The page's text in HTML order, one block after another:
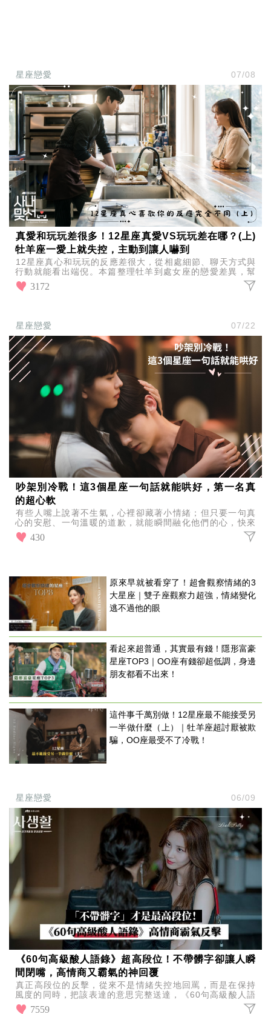
星座戀愛 07/08
真愛和玩玩差很多！12星座真愛VS玩玩差在哪？(上)
牡羊座一愛上就失控，主動到讓人嚇到
12星座真心和玩玩的反應差很大，從相處細節、聊天方式與
行動就能看出端倪。本篇整理牡羊到處女座的戀愛差異，幫
你判斷對方是否真心。
3172
星座戀愛 07/22
吵架別冷戰！這3個星座一句話就能哄好，第一名真
的超心軟
有些人嘴上說著不生氣，心裡卻藏著小情緒；但只要一句真
心的安慰、一句溫暖的道歉，就能瞬間融化他們的心，快來
看看最容易被一句話哄好的3大星座！
430
原來早就被看穿了！超會觀察情緒的3
大星座｜雙子座觀察力超強，情緒變化
逃不過他的眼
看起來超普通，其實最有錢！隱形富豪
星座TOP3｜OO座有錢卻超低調，身邊
朋友都看不出來！
這件事千萬別做！12星座最不能接受另
一半做什麼（上）｜牡羊座超討厭被欺
騙，OO座最受不了冷戰！
星座戀愛 06/09
《60句高級酸人語錄》超高段位！不帶髒字卻讓人瞬
間閉嘴，高情商又霸氣的神回覆
真正高段位的反擊，從來不是情緒失控地回罵，而是在保持
風度的同時，把該表達的意思完整送達，《60句高級酸人語
錄》不帶髒字又霸氣，既有修養，又不失殺傷力！
7559